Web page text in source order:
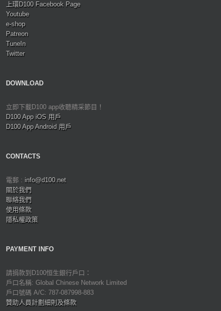
上環D100 Facebook Page
Youtube
e-shop
Patreon
TuneIn
Twitter
DOWNLOAD
立即下載D100 app收聽精采節目！
D100 App iOS 用戶
D100 App Android 用戶
CONTACTS
電郵 : info@d100.net
關於我們
聯絡我們
使用條款
隱私權政策
PAYMENT INFO
請捐款到D100恒生銀行戶口：
戶口名稱: Global Chinese Network Limited
戶口號碼 A/C: 787-087998-883
贊助人員計劃細則及條款